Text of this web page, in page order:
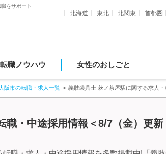
をサポート
北海道 東北 北関東 首都圏
転職ノウハウ 女性のおしごと
阪市の転職・求人一覧 義肢装具士 萩ノ茶屋駅に関する求人
職・中途採用情報＜8/7（金）更新